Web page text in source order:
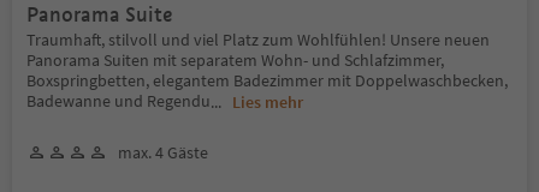
Panorama Suite
Traumhaft, stilvoll und viel Platz zum Wohlfühlen! Unsere neuen
Panorama Suiten mit separatem Wohn- und Schlafzimmer,
Boxspringbetten, elegantem Badezimmer mit Doppelwaschbecken,
Badewanne und Regendu... Lies mehr
max. 4 Gäste